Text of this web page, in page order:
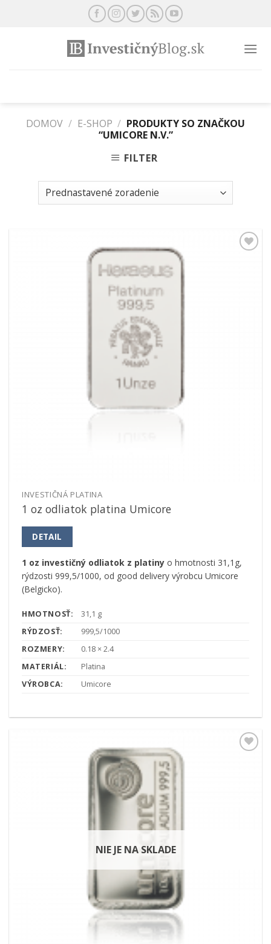
DOMOV / E-SHOP / PRODUKTY SO ZNAČKOU
“UMICORE N.V.”
FILTER
INVESTIČNÁ PLATINA
1 oz odliatok platina Umicore
DETAIL
1 oz investičný odliatok z platinyo hmotnosti 31,1g,
rýdzosti 999,5/1000, od good delivery výrobcu Umicore
(Belgicko).
HMOTNOSŤ:
31,1 g
RÝDZOSŤ:
999,5/1000
ROZMERY:
0.18 × 2.4
MATERIÁL:
Platina
VÝROBCA:
Umicore
NIE JE NA SKLADE